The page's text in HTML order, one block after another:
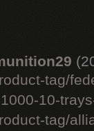
tag/
10-
tag/